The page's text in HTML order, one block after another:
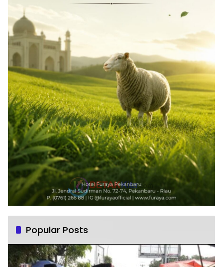
Popular Posts